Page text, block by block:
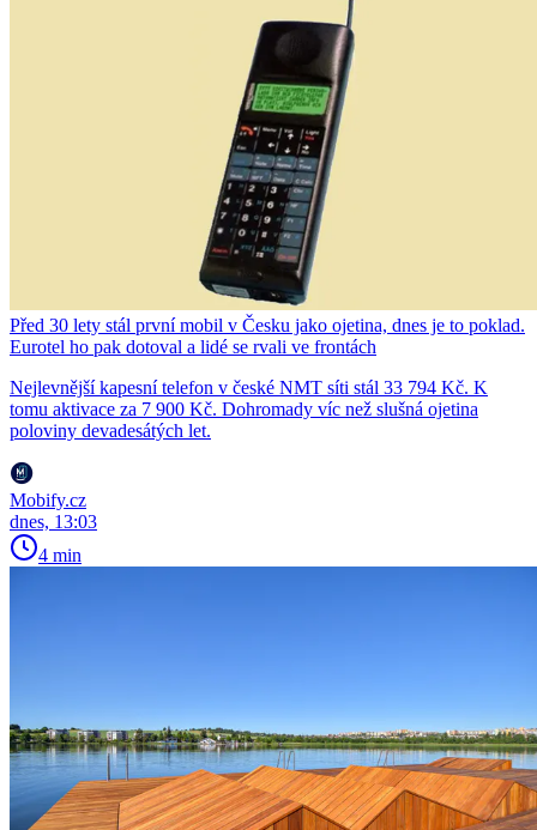
Před 30 lety stál první mobil v Česku jako ojetina, dnes je to poklad.
Eurotel ho pak dotoval a lidé se rvali ve frontách
Nejlevnější kapesní telefon v české NMT síti stál 33 794 Kč. K
tomu aktivace za 7 900 Kč. Dohromady víc než slušná ojetina
poloviny devadesátých let.
Mobify.cz
dnes, 13:03
4 min